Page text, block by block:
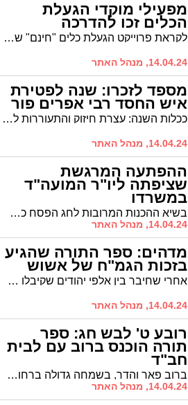
מפעילי מוקדי הגעלת
הכלים זכו להדרכה
לקראת פרוייקט הגעלת כלים "חינם" שיחל ממחר (שני) בעיר: במועצה הדתית ערכו הדרכת בטיחות למפעילים בכל נקודות ההכשרה ע"י מדריך מנהלת הגז והדלק
14.04.24, מנהל האתר
מספד לזכרו: שנה לפטירת
איש החסד רבי אפרים פור
ככלות השנה: עצרת חיזוק והתעוררות לרב אפרים פור זצ"ל במעמד רבנים חשובים במוסדות החיד"א | יצא לזכרו הספר "הבן יקיר לי"
14.04.24, מנהל האתר
ההפתעה המרגשת
שציפתה ליו"ר המועה"ד
במשרדו
בשיא ההכנות המרובות לחג הפסח כשברקע המתח עם איראן: יום הולדת בהפתעה לראש המועצה הדתית הרב עובדיה דהן
14.04.24, מנהל האתר
מדהים: ספר התורה שהגיע
בזכות הגמ"ח של אשוש
אחרי שחיבר בין אלפי יהודים שקיבלו פריטים מכל הסוגים, זכה אשוש לחבר גם בין תורם ספר תורה לבית כנסת
14.04.24, מנהל האתר
רובע ט' לבש חג: ספר
תורה הוכנס ברוב עם לבית
חב"ד
ברוב פאר והדר, בשמחה גדולה ברחובה של עיר, התקיימה הכנסת ספר תורה לבית חב"ד רובע ט' בהובלת השליח הרב יוסף יצחק מרגליות • האורחים החשובים התכבדו בסיום כתיבת האותיות, המוני התושבים חגגו ברחובות וכולם נשאו תפילה לביטחון
14.04.24, מנהל האתר